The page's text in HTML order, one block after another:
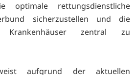
optimale rettungsdienstliche
sicherzustellen und die
zentral zu
aufgrund der aktuellen